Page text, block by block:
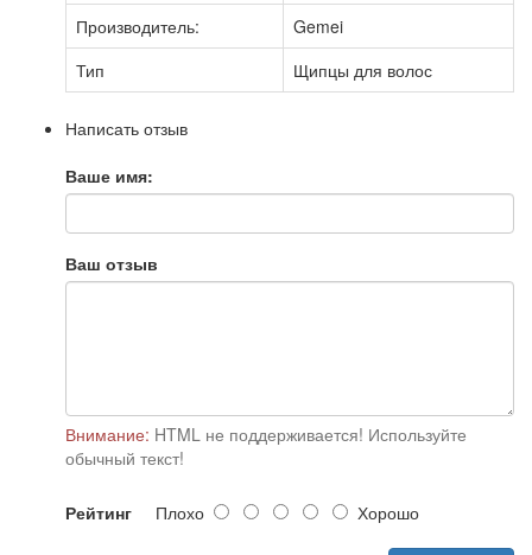
Производитель:
Gemei
Тип
Щипцы для волос
Написать отзыв
Ваше имя:
Ваш отзыв
Внимание: HTML не поддерживается! Используйте
обычный текст!
Рейтинг Плохо Хорошо